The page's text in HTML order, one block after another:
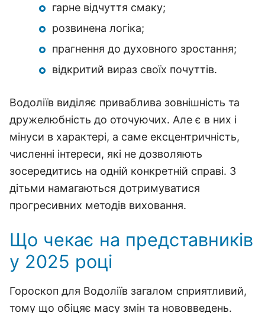
гарне відчуття смаку;
розвинена логіка;
прагнення до духовного зростання;
відкритий вираз своїх почуттів.
Водоліїв виділяє приваблива зовнішність та
дружелюбність до оточуючих. Але є в них і
мінуси в характері, а саме ексцентричність,
численні інтереси, які не дозволяють
зосередитись на одній конкретній справі. З
дітьми намагаються дотримуватися
прогресивних методів виховання.
Що чекає на представників
у 2025 році
Гороскоп для Водоліїв загалом сприятливий,
тому що обіцяє масу змін та нововведень.